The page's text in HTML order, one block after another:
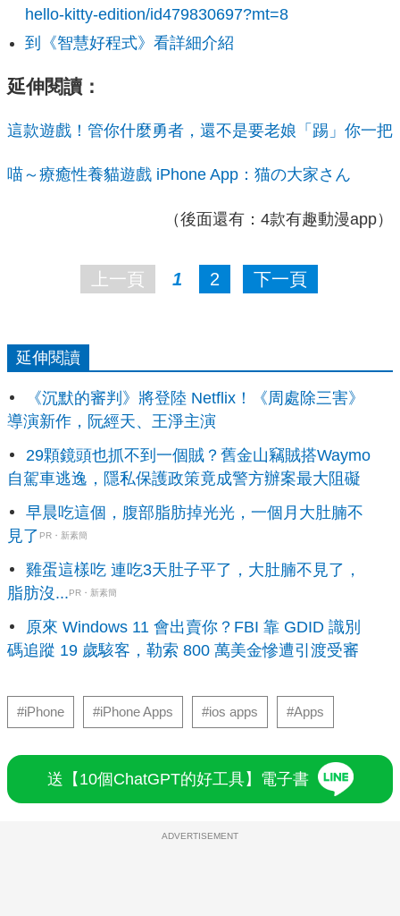
hello-kitty-edition/id479830697?mt=8
到《智慧好程式》看詳細介紹
延伸閱讀：
這款遊戲！管你什麼勇者，還不是要老娘「踢」你一把
喵～療癒性養貓遊戲 iPhone App：猫の大家さん
（後面還有：4款有趣動漫app）
上一頁 1 2 下一頁
延伸閱讀
《沉默的審判》將登陸 Netflix！《周處除三害》
導演新作，阮經天、王淨主演
29顆鏡頭也抓不到一個賊？舊金山竊賊搭Waymo
自駕車逃逸，隱私保護政策竟成警方辦案最大阻礙
早晨吃這個，腹部脂肪掉光光，一個月大肚腩不
見了 PR・新素簡
雞蛋這樣吃 連吃3天肚子平了，大肚腩不見了，
脂肪沒...PR・新素簡
原來 Windows 11 會出賣你？FBI 靠 GDID 識別
碼追蹤 19 歲駭客，勒索 800 萬美金慘遭引渡受審
#iPhone #iPhone Apps #ios apps #Apps
送【10個ChatGPT的好工具】電子書
ADVERTISEMENT